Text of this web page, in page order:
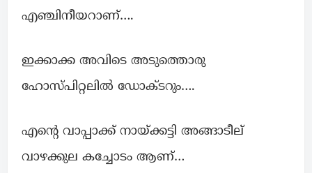
എഞ്ചിനീയറാണ്….
ഇക്കാക്ക അവിടെ അടുത്തൊരു
ഹോസ്പിറ്റലിൽ ഡോക്ടറും….
എൻ്റെ വാപ്പാക്ക് നായ്ക്കട്ടി അങ്ങാടീല്
വാഴക്കുല കച്ചോടം ആണ്…